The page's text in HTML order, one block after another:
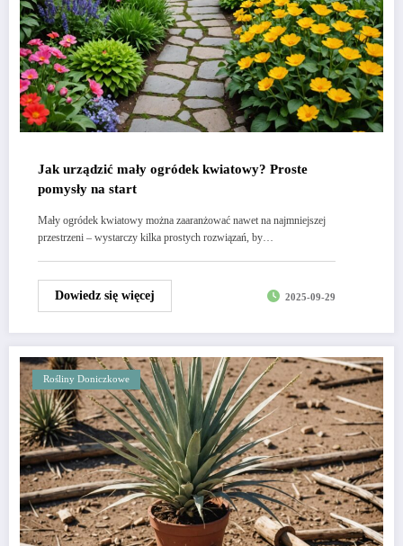
Jak urządzić mały ogródek kwiatowy? Proste
pomysły na start
Mały ogródek kwiatowy można zaaranżować nawet na najmniejszej
przestrzeni – wystarczy kilka prostych rozwiązań, by…
Dowiedz się więcej 2025-09-29
Rośliny Doniczkowe